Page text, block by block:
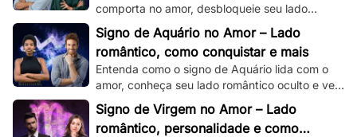
comporta no amor, desbloqueie seu lado
romântico e veja dicas de como conquistar um
capricorniano!
Signo de Aquário no Amor – Lado
romântico, como conquistar e mais
Entenda como o signo de Aquário lida com o
amor, conheça seu lado romântico oculto e veja
dicas de como conquistar um aquariano!
Signo de Virgem no Amor – Lado
romântico, personalidade e como